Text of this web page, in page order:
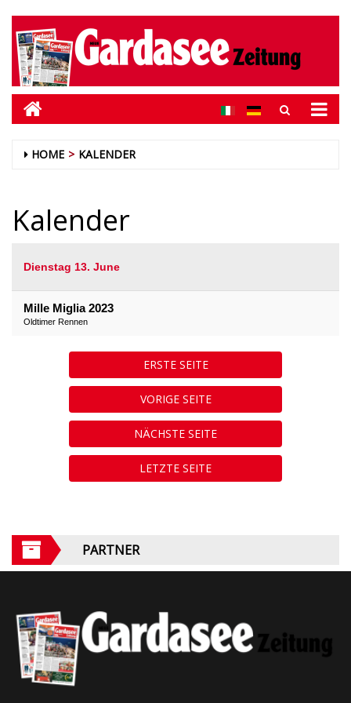
HOME KALENDER
Kalender
Dienstag 13. June
Mille Miglia 2023
Oldtimer Rennen
ERSTE SEITE
VORIGE SEITE
NÄCHSTE SEITE
LETZTE SEITE
PARTNER